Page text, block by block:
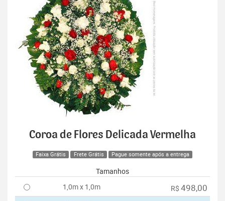
Coroa de Flores Delicada Vermelha
Faixa Grátis Frete Grátis Pague somente após a entrega
Tamanhos
1,0m x 1,0m
R$ 498,00